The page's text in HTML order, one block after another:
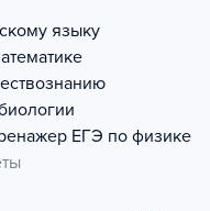
языку
ЕГЭ по физике